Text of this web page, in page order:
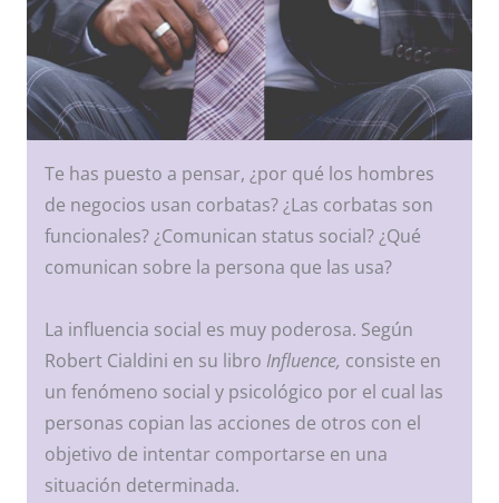
Te has puesto a pensar, ¿por qué los hombres
de negocios usan corbatas? ¿Las corbatas son
funcionales? ¿Comunican status social? ¿Qué
comunican sobre la persona que las usa?
La influencia social es muy poderosa. Según
Robert Cialdini en su libro Influence, consiste en
un fenómeno social y psicológico por el cual las
personas copian las acciones de otros con el
objetivo de intentar comportarse en una
situación determinada.